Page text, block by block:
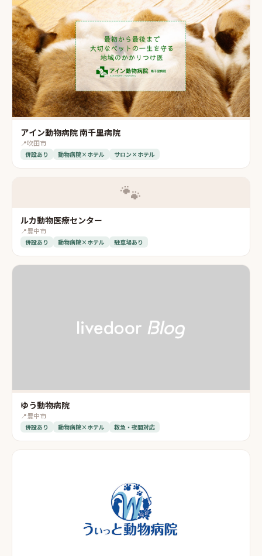
アイン動物病院 南千里病院
📍吹田市
併設あり 動物病院×ホテル サロン×ホテル
🐾
ルカ動物医療センター
📍豊中市
併設あり 動物病院×ホテル 駐車場あり
ゆう動物病院
📍豊中市
併設あり 動物病院×ホテル 救急・夜間対応